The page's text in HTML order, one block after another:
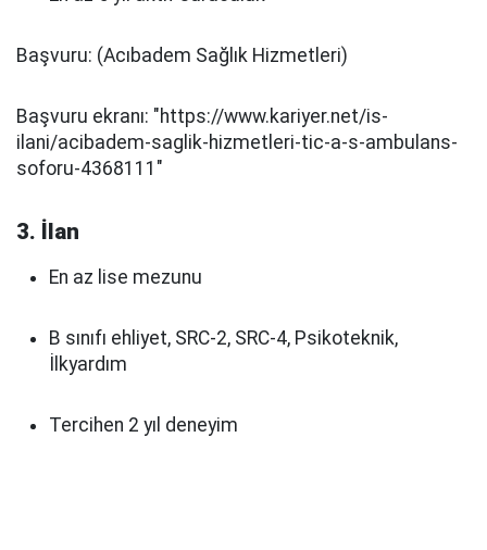
Başvuru: (Acıbadem Sağlık Hizmetleri)
Başvuru ekranı: "https://www.kariyer.net/is-
ilani/acibadem-saglik-hizmetleri-tic-a-s-ambulans-
soforu-4368111"
3. İlan
En az lise mezunu
B sınıfı ehliyet, SRC-2, SRC-4, Psikoteknik,
İlkyardım
Tercihen 2 yıl deneyim